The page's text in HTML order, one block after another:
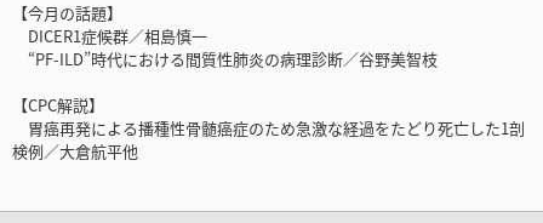
【今月の話題】
DICER1症候群／相島慎一
“PF-ILD”時代における間質性肺炎の病理診断／谷野美智枝
【CPC解説】
胃癌再発による播種性骨髄癌症のため急激な経過をたどり死亡した1剖
検例／大倉航平他